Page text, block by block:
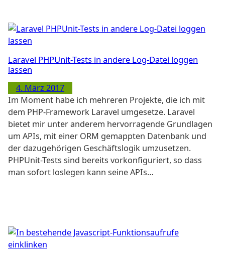
Laravel PHPUnit-Tests in andere Log-Datei loggen
lassen
4. März 2017
Im Moment habe ich mehreren Projekte, die ich mit
dem PHP-Framework Laravel umgesetze. Laravel
bietet mir unter anderem hervorragende Grundlagen
um APIs, mit einer ORM gemappten Datenbank und
der dazugehörigen Geschäftslogik umzusetzen.
PHPUnit-Tests sind bereits vorkonfiguriert, so dass
man sofort loslegen kann seine APIs…